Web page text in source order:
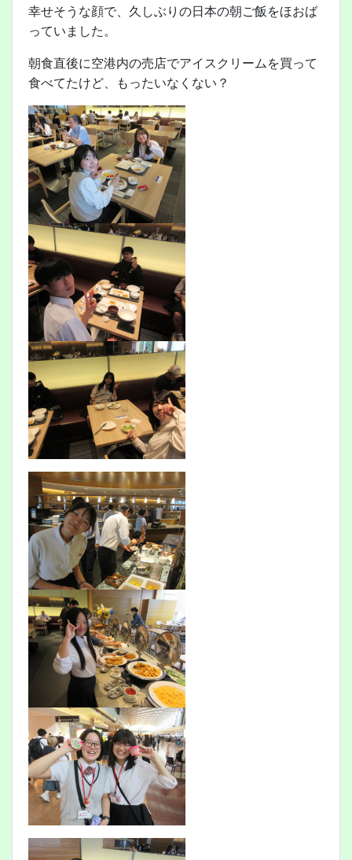
幸せそうな顔で、久しぶりの日本の朝ご飯をほおば
っていました。
朝食直後に空港内の売店でアイスクリームを買って
食べてたけど、もったいなくない？